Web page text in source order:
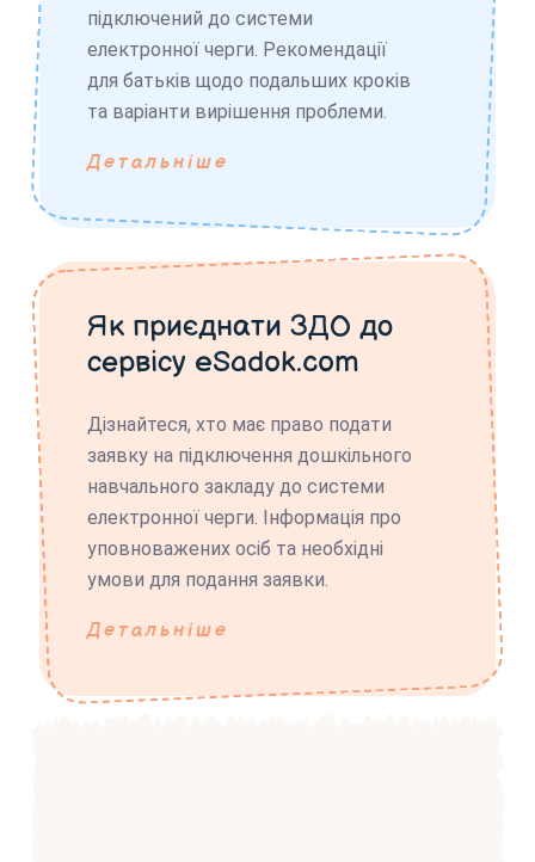
підключений до системи
електронної черги. Рекомендації
для батьків щодо подальших кроків
та варіанти вирішення проблеми.
Детальніше
Як приєднати ЗДО до
сервісу eSadok.com
Дізнайтеся, хто має право подати
заявку на підключення дошкільного
навчального закладу до системи
електронної черги. Інформація про
уповноважених осіб та необхідні
умови для подання заявки.
Детальніше